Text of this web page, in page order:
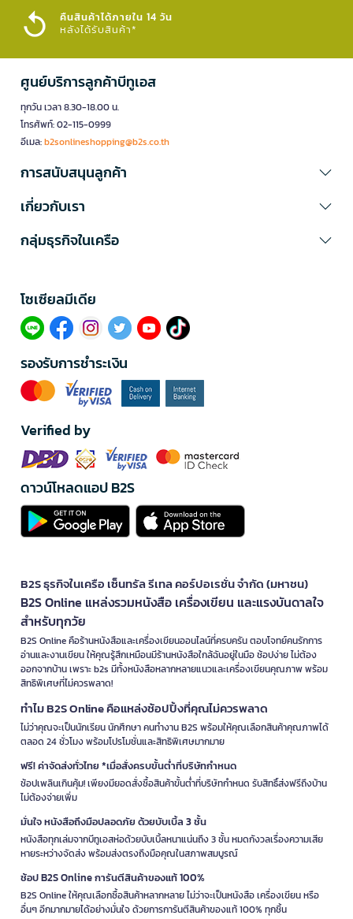
คืนสินค้าได้ภายใน 14 วัน
หลังได้รับสินค้า*
ศูนย์บริการลูกค้าบีทูเอส
ทุกวัน เวลา 8.30-18.00 น.
โทรศัพท์: 02-115-0999
อีเมล:b2sonlineshopping@b2s.co.th
การสนับสนุนลูกค้า
เกี่ยวกับเรา
กลุ่มธุรกิจในเครือ
โซเซียลมีเดีย​
รองรับการชำระเงิน
Verified by
ดาวน์โหลดแอป B2S
B2S ธุรกิจในเครือ เซ็นทรัล รีเทล คอร์ปอเรชั่น จำกัด (มหาชน)
B2S Online แหล่งรวมหนังสือ เครื่องเขียน และแรงบันดาลใจ
สำหรับทุกวัย
B2S Online คือร้านหนังสือและเครื่องเขียนออนไลน์ที่ครบครัน ตอบโจทย์คนรักการ
อ่านและงานเขียน ให้คุณรู้สึกเหมือนมีร้านหนังสือใกล้ฉันอยู่ในมือ ช้อปง่าย ไม่ต้อง
ออกจากบ้าน เพราะ b2s มีทั้งหนังสือหลากหลายแนวและเครื่องเขียนคุณภาพ พร้อม
สิทธิพิเศษที่ไม่ควรพลาด!
ทำไม B2S Online คือแหล่งช้อปปิ้งที่คุณไม่ควรพลาด
ไม่ว่าคุณจะเป็นนักเรียน นักศึกษา คนทำงาน B2S พร้อมให้คุณเลือกสินค้าคุณภาพได้
ตลอด 24 ชั่วโมง พร้อมโปรโมชั่นและสิทธิพิเศษมากมาย
ฟรี! ค่าจัดส่งทั่วไทย *เมื่อสั่งครบขั้นต่ำที่บริษัทกำหนด
ช้อปเพลินเกินคุ้ม! เพียงมียอดสั่งซื้อสินค้าขั้นต่ำที่บริษัทกำหนด รับสิทธิ์ส่งฟรีถึงบ้าน
ไม่ต้องจ่ายเพิ่ม
มั่นใจ หนังสือถึงมือปลอดภัย ด้วยบับเบิ้ล 3 ชั้น
หนังสือทุกเล่มจากบีทูเอสห่อด้วยบับเบิ้ลหนาแน่นถึง 3 ชั้น หมดกังวลเรื่องความเสีย
หายระหว่างจัดส่ง พร้อมส่งตรงถึงมือคุณในสภาพสมบูรณ์
ช้อป B2S Online การันตีสินค้าของแท้ 100%
B2S Online ให้คุณเลือกซื้อสินค้าหลากหลาย ไม่ว่าจะเป็นหนังสือ เครื่องเขียน หรือ
อื่นๆ อีกมากมายได้อย่างมั่นใจ ด้วยการการันตีสินค้าของแท้ 100% ทุกชิ้น